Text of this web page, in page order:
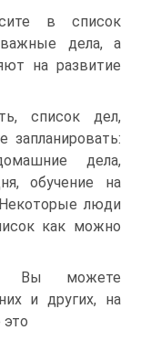
в список
дела, а
на развитие
список дел,
запланировать:
дела,
обучение на
Некоторые люди
как можно
Вы можете
и других, на